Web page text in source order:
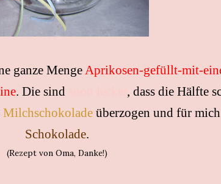
ganze Menge Aprikosen-gefüllt-mit-
. Die sind
, dass die Hälfte
Milchschokolade überzogen und für
Schokolade.
(Rezept von Oma, Danke!)